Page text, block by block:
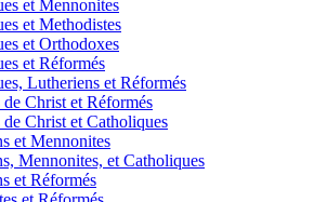
et Mennonites
et Methodistes
et Orthodoxes
et Réformés
Lutheriens et Réformés
Christ et Réformés
Christ et Catholiques
et Mennonites
Mennonites, et Catholiques
et Réformés